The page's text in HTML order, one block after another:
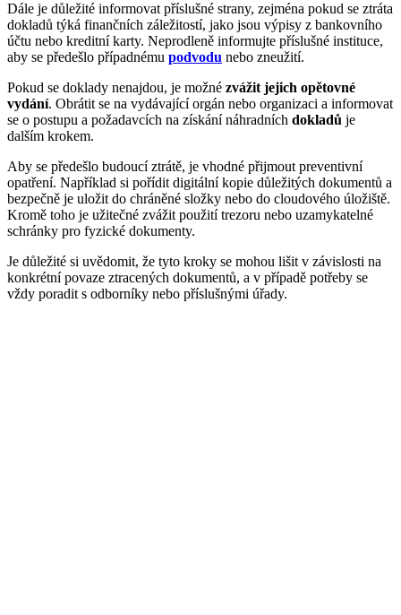
Dále je důležité informovat příslušné strany, zejména pokud se ztráta
dokladů týká finančních záležitostí, jako jsou výpisy z bankovního
účtu nebo kreditní karty. Neprodleně informujte příslušné instituce,
aby se předešlo případnému podvodu nebo zneužití.
Pokud se doklady nenajdou, je možné zvážit jejich opětovné
vydání. Obrátit se na vydávající orgán nebo organizaci a informovat
se o postupu a požadavcích na získání náhradních dokladů je
dalším krokem.
Aby se předešlo budoucí ztrátě, je vhodné přijmout preventivní
opatření. Například si pořídit digitální kopie důležitých dokumentů a
bezpečně je uložit do chráněné složky nebo do cloudového úložiště.
Kromě toho je užitečné zvážit použití trezoru nebo uzamykatelné
schránky pro fyzické dokumenty.
Je důležité si uvědomit, že tyto kroky se mohou lišit v závislosti na
konkrétní povaze ztracených dokumentů, a v případě potřeby se
vždy poradit s odborníky nebo příslušnými úřady.